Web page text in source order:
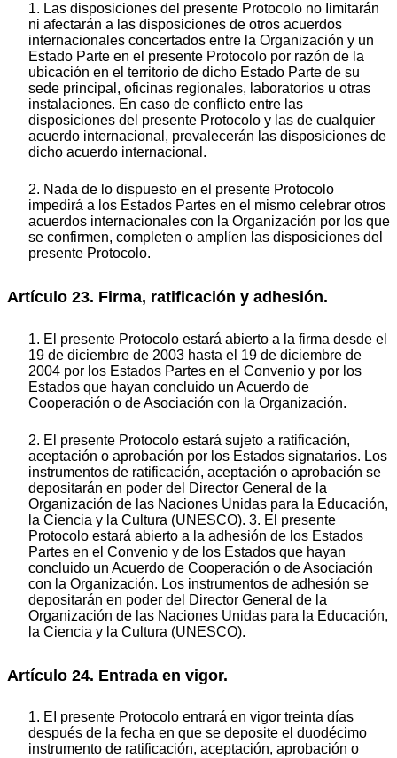
1. Las disposiciones del presente Protocolo no Iimitarán
ni afectarán a las disposiciones de otros acuerdos
internacionales concertados entre la Organización y un
Estado Parte en el presente Protocolo por razón de la
ubicación en el territorio de dicho Estado Parte de su
sede principal, oficinas regionales, laboratorios u otras
instalaciones. En caso de conflicto entre las
disposiciones del presente Protocolo y las de cualquier
acuerdo internacional, prevalecerán las disposiciones de
dicho acuerdo internacional.
2. Nada de lo dispuesto en el presente Protocolo
impedirá a los Estados Partes en el mismo celebrar otros
acuerdos internacionales con la Organización por los que
se confirmen, completen o amplíen las disposiciones del
presente Protocolo.
Artículo 23. Firma, ratificación y adhesión.
1. El presente Protocolo estará abierto a la firma desde el
19 de diciembre de 2003 hasta el 19 de diciembre de
2004 por los Estados Partes en el Convenio y por los
Estados que hayan concluido un Acuerdo de
Cooperación o de Asociación con la Organización.
2. El presente Protocolo estará sujeto a ratificación,
aceptación o aprobación por los Estados signatarios. Los
instrumentos de ratificación, aceptación o aprobación se
depositarán en poder del Director General de la
Organización de las Naciones Unidas para la Educación,
la Ciencia y la Cultura (UNESCO). 3. El presente
Protocolo estará abierto a la adhesión de los Estados
Partes en el Convenio y de los Estados que hayan
concluido un Acuerdo de Cooperación o de Asociación
con la Organización. Los instrumentos de adhesión se
depositarán en poder del Director General de la
Organización de las Naciones Unidas para la Educación,
la Ciencia y la Cultura (UNESCO).
Artículo 24. Entrada en vigor.
1. EI presente Protocolo entrará en vigor treinta días
después de la fecha en que se deposite el duodécimo
instrumento de ratificación, aceptación, aprobación o